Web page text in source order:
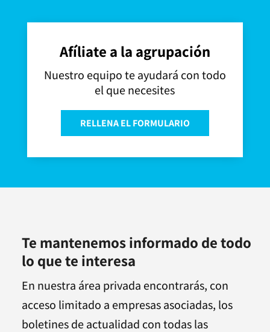
Afíliate a la agrupación
Nuestro equipo te ayudará con todo
el que necesites
RELLENA EL FORMULARIO
Te mantenemos informado de todo
lo que te interesa
En nuestra área privada encontrarás, con
acceso limitado a empresas asociadas, los
boletines de actualidad con todas las